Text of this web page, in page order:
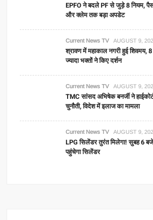
EPFO ने बदले PF से जुड़े 8 नियम,
और क्लेम तक बड़ा अपडेट
Current News TV AUGUST 9,
श्रावण में महाकाल नगरी हुई शिवमय,
ज्यादा भक्तों ने किए दर्शन
Current News TV AUGUST 9,
TMC सांसद अभिषेक बनर्जी ने
चुनौती, विदेश में इलाज का मामला
Current News TV AUGUST 9,
LPG सिलेंडर तुरंत मिलेगा! सुबह 6
पहुंचेगा सिलेंडर